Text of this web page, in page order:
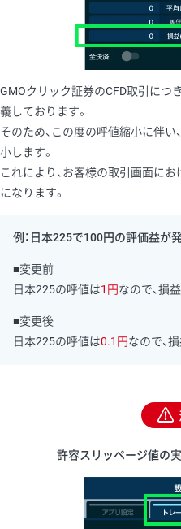
GMOクリック証券のCFD取引につ
義しております。
そのため、この度の呼値縮小に伴
小します。
これにより、お客様の取引画面に
になります。
例：日本225で100円の評価益が
■変更前
日本225の呼値は1円なので、損
■変更後
日本225の呼値は0.1円なので、
許容スリッページ値の